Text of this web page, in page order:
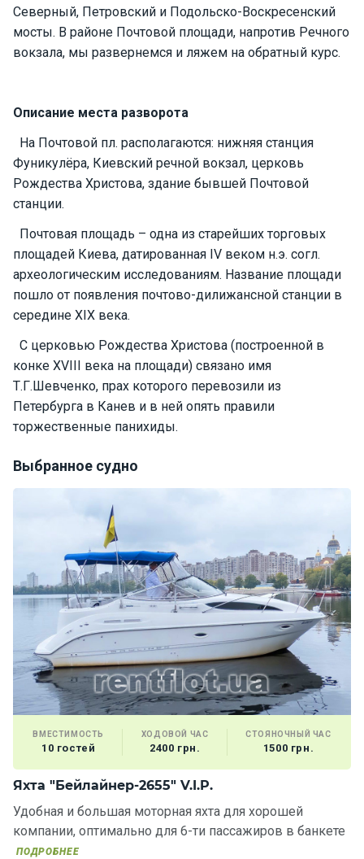
Северный, Петровский и Подольско-Воскресенский
мосты. В районе Почтовой площади, напротив Речного
вокзала, мы развернемся и ляжем на обратный курс.
Описание места разворота
На Почтовой пл. располагаются: нижняя станция
Фуникулёра, Киевский речной вокзал, церковь
Рождества Христова, здание бывшей Почтовой
станции.
Почтовая площадь – одна из старейших торговых
площадей Киева, датированная IV веком н.э. согл.
археологическим исследованиям. Название площади
пошло от появления почтово-дилижансной станции в
середине XIX века.
С церковью Рождества Христова (построенной в
конке XVIII века на площади) связано имя
Т.Г.Шевченко, прах которого перевозили из
Петербурга в Канев и в ней опять правили
торжественные панихиды.
Выбранное судно
ВМЕСТИМОСТЬ
10 гостей
ХОДОВОЙ ЧАС
2400 грн.
СТОЯНОЧНЫЙ ЧАС
1500 грн.
Яхта "Бейлайнер-2655" V.I.P.
Удобная и большая моторная яхта для хорошей
компании, оптимально для 6-ти пассажиров в банкете
ПОДРОБНЕЕ
О нас
отдыха
Подаро
чные
сертиф
икаты
Развле
чения
Речные
прогулк
Отзывы
ы